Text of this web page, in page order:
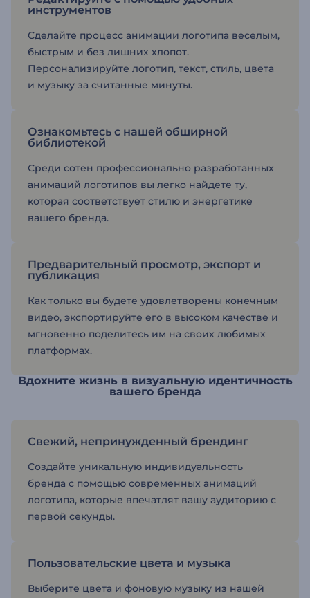
инструментов
Сделайте процесс анимации логотипа веселым,
быстрым и без лишних хлопот.
Персонализируйте логотип, текст, стиль, цвета
и музыку за считанные минуты.
Ознакомьтесь с нашей обширной
библиотекой
Среди сотен профессионально разработанных
анимаций логотипов вы легко найдете ту,
которая соответствует стилю и энергетике
вашего бренда.
Предварительный просмотр, экспорт и
публикация
Как только вы будете удовлетворены конечным
видео, экспортируйте его в высоком качестве и
мгновенно поделитесь им на своих любимых
платформах.
Вдохните жизнь в визуальную идентичность
вашего бренда
Свежий, непринужденный брендинг
Создайте уникальную индивидуальность
бренда с помощью современных анимаций
логотипа, которые впечатлят вашу аудиторию с
первой секунды.
Пользовательские цвета и музыка
Выберите цвета и фоновую музыку из нашей